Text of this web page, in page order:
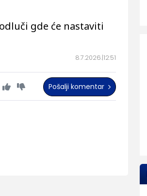
8.7.2026. 12:51
gde će nastaviti
Pošalji komentar